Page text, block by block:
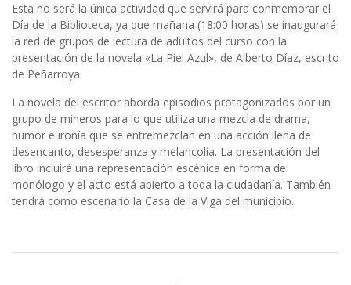
Esta no será la única actividad que servirá para conmemorar el
Día de la Biblioteca, ya que mañana (18:00 horas) se inaugurará
la red de grupos de lectura de adultos del curso con la
presentación de la novela «La Piel Azul», de Alberto Díaz, escrito
de Peñarroya.
La novela del escritor aborda episodios protagonizados por un
grupo de mineros para lo que utiliza una mezcla de drama,
humor e ironía que se entremezclan en una acción llena de
desencanto, desesperanza y melancolía. La presentación del
libro incluirá una representación escénica en forma de
monólogo y el acto está abierto a toda la ciudadanía. También
tendrá como escenario la Casa de la Viga del municipio.